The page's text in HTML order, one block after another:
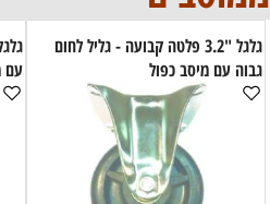
גלגל "3.2 פלטה קבועה - גליל לחום
גבוה עם מיסב כפול
עם